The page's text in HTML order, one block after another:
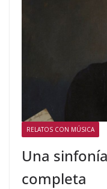
RELATOS CON MÚSICA
Una
completa